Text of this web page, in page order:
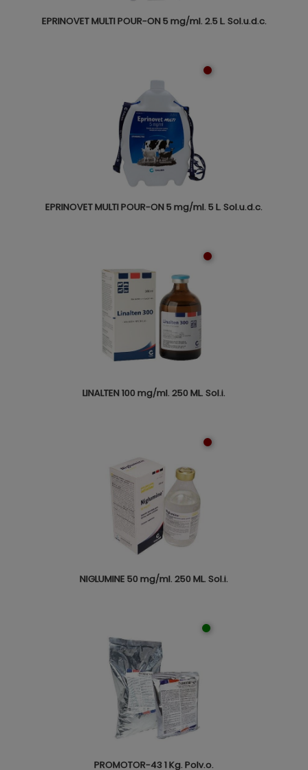
EPRINOVET MULTI POUR-ON 5 mg/ml. 2.5 L. Sol.u.d.c.
EPRINOVET MULTI POUR-ON 5 mg/ml. 5 L. Sol.u.d.c.
LINALTEN 100 mg/ml. 250 ML. Sol.i.
NIGLUMINE 50 mg/ml. 250 ML. Sol.i.
PROMOTOR-43 1 Kg. Polv.o.